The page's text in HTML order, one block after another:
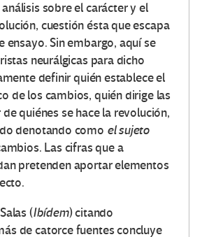
sobre el carácter y el
cuestión ésta que escapa
ensayo. Sin embargo, aquí se
neurálgicas para dicho
definir quién establece el
de los cambios, quién dirige las
quiénes se hace la revolución,
denotando como el sujeto
Las cifras que a
pretenden aportar elementos
(Ibídem) citando
de catorce fuentes concluye